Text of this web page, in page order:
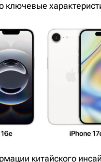
ключевые
китайского